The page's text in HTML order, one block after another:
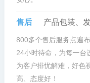
售后 产品包装、
800多个售后服务点遍布
24小时待命，为每一
为客户排忧解难，好色
高、态度好！